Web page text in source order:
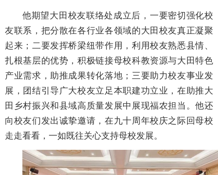
他期望大田校友联络处成立后，一要密切强化校
友联系，把分散在各行业各领域的大田校友真正凝聚
起来；二要发挥桥梁纽带作用，利用校友熟悉县情、
扎根基层的优势，积极链接母校科教资源与大田特色
产业需求，助推成果转化落地；三要助力校友事业发
展，团结引导广大校友立足本职建功立业，在助推大
田乡村振兴和县域高质量发展中展现福农担当。他还
向校友们发出诚挚邀请，在九十周年校庆之际回母校
走走看看，一如既往关心支持母校发展。